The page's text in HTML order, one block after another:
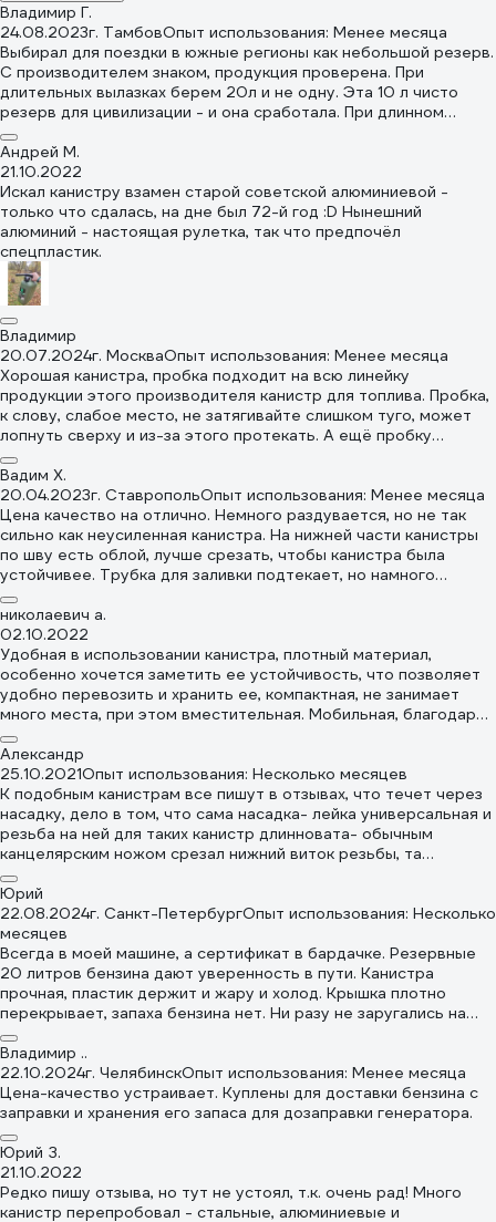
Владимир Г.
24.08.2023г. ТамбовОпыт использования: Менее месяца
Выбирал для поездки в южные регионы как небольшой резерв.
С производителем знаком, продукция проверена. При
длительных вылазках берем 20л и не одну. Эта 10 л чисто
резерв для цивилизации - и она сработала. При длинном
перегоне не было заправок, практически "обсох", по карте
есть заправка и "о чудо" - только дизель. Вот как раз 10 л
нормального бензина и хватило до нормальной заправки с
комфортом. По конструкции - выбрал зеленую, они толще и
прочнее. На жаре не дует, по крайней мене у нас неделю с
лишнем на солнце за 50 градусов стояло и такая же осталась.
Запаха в багажнике нет. Закручивается прочно. На АЗС
вопросов не возникает. По недостаткам - нужно иметь свою
нормальную воронку, комплектный шланг с небольшим
уширением - пародия, и неудобен. Крепиться он пластиковой
застежкой через ручку. Прочность его сомнительна, так что
лучше иметь в запасе обычную пластиковую стяжку, чисто
номинально что бы не потерять шланг. Покупкой доволен,
стоит уверенно в багажнике, не заваливается при езде.
Можно рекомендовать.
Андрей М.
21.10.2022
Искал канистру взамен старой советской алюминиевой -
только что сдалась, на дне был 72-й год :D Нынешний
алюминий - настоящая рулетка, так что предпочёл
спецпластик.
Владимир
20.07.2024г. МоскваОпыт использования: Менее месяца
Хорошая канистра, пробка подходит на всю линейку
продукции этого производителя канистр для топлива. Пробка,
к слову, слабое место, не затягивайте слишком туго, может
лопнуть сверху и из-за этого протекать. А ещё пробку
сделали с защитой от отвинчивания. Для чего? Нужно
потренироваться её закручивать-откручивать перед
использованием, чтобы избежать неприятных эксцессов. Но
лечится просто, достаточно сковырнуть и снять внешний
корпус пробки и под ним будет сама пробка, оребрение у неё
нормальное, позволяет контролировать усилие при
завинчивании. У меня это уже третья подобная, есть на 10 и
20 литров красные. На 20 литровой пробка сказала "фух" и
выпустила в багажник около поллитра соляры. Полагаю, что
перестраховываясь, я таки перетянул её, так что аккуратнее
с пробкой.
Вадим Х.
20.04.2023г. СтавропольОпыт использования: Менее месяца
Цена качество на отлично. Немного раздувается, но не так
сильно как неусиленная канистра. На нижней части канистры
по шву есть облой, лучше срезать, чтобы канистра была
устойчивее. Трубка для заливки подтекает, но намного
меньше чем без неё. Если заливать с горла, то прям капает с
канистры, а с трубкой слегка подтекает но не капает. В
отличии от советской аллюминевой, в эту влазит 11.5 литров
по горловину. На лукойле долго рассматривали, а когда
проверили выбитый тиснением сертификат на боку канистры,
то заправили.
николаевич а.
02.10.2022
Удобная в использовании канистра, плотный материал,
особенно хочется заметить ее устойчивость, что позволяет
удобно перевозить и хранить ее, компактная, не занимает
много места, при этом вместительная. Мобильная, благодаря
своей компактности не занимает много места в
багажнике.Присутствует шланг для удобного переливания
бензина из канистры в бензобак.Рекомендую данный товар.
Александр
25.10.2021Опыт использования: Несколько месяцев
К подобным канистрам все пишут в отзывах, что течет через
насадку, дело в том, что сама насадка- лейка универсальная и
резьба на ней для таких канистр длинновата- обычным
канцелярским ножом срезал нижний виток резьбы, та
перестала упираться в канистру и закрутилась довольно
плотно. Как результат- ничего мимо не течет
Юрий
22.08.2024г. Санкт-ПетербургОпыт использования: Несколько
месяцев
Всегда в моей машине, а сертификат в бардачке. Резервные
20 литров бензина дают уверенность в пути. Канистра
прочная, пластик держит и жару и холод. Крышка плотно
перекрывает, запаха бензина нет. Ни разу не заругались на
заправках. Если что - на сертификат, читай. Плюс удобная
лейка. А устойчивость - глупость, канистра не эйфелева
башня, всегда должна быть закреплена в багажнике или
зажата шмотками. Если она катается- водитель прослойка.
Владимир ..
22.10.2024г. ЧелябинскОпыт использования: Менее месяца
Цена-качество устраивает. Куплены для доставки бензина с
заправки и хранения его запаса для дозаправки генератора.
Юрий З.
21.10.2022
Редко пишу отзыва, но тут не устоял, т.к. очень рад! Много
канистр перепробовал - стальные, алюминиевые и